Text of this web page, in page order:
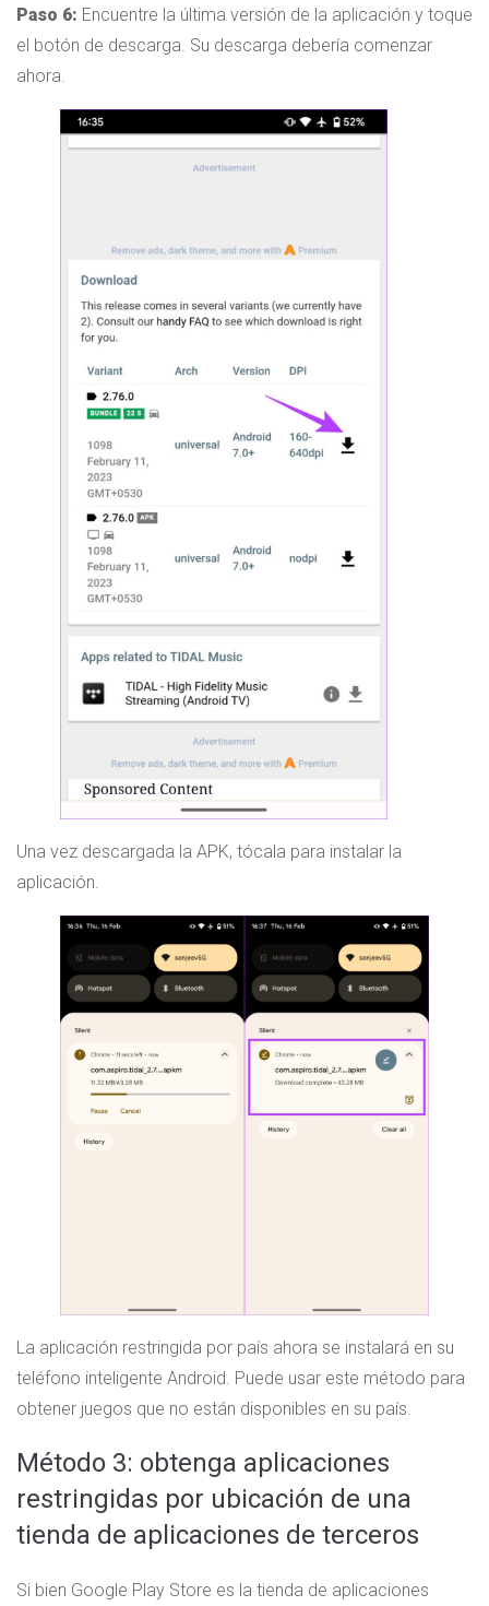
Paso 6: Encuentre la última versión de la aplicación y toque
el botón de descarga. Su descarga debería comenzar
ahora.
Una vez descargada la APK, tócala para instalar la
aplicación.
La aplicación restringida por país ahora se instalará en su
teléfono inteligente Android. Puede usar este método para
obtener juegos que no están disponibles en su país.
Método 3: obtenga aplicaciones
restringidas por ubicación de una
tienda de aplicaciones de terceros
Si bien Google Play Store es la tienda de aplicaciones